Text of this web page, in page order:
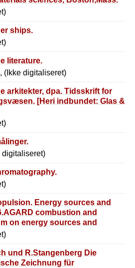
J.J.Duga and J.J.Gilman.
ships.
literature.
(Ikke digitaliseret)
arkitekter, dpa. Tidsskrift for
[Heri indbundet: Glas &
digitaliseret)
Energy sources and
combustion and
on energy sources and
1964. [Proceedings]
und R.Stangenberg Die
Zeichnung für